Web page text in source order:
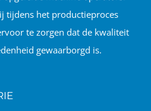
tijdens het productieproces
te zorgen dat de kwaliteit
gewaarborgd is.